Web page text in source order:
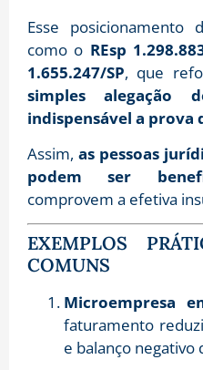
Esse posicionamento
como o REsp
1.655.247/SP, que
simples alegação
indispensável a prova
Assim, as pessoas
podem ser
comprovem a efetiva
EXEMPLOS
COMUNS
Microempresa
faturamento
e balanço negativo